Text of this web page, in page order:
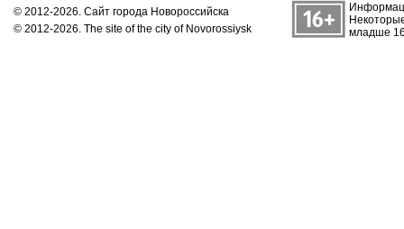
© 2012-2026. Сайт города Новороссийска
© 2012-2026. The site of the city of Novorossiysk
младше